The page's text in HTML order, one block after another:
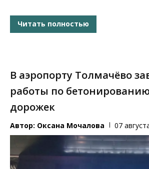
Читать полностью
В аэропорту Толмачёво
работы по
дорожек
Автор: Оксана Мочалова 07